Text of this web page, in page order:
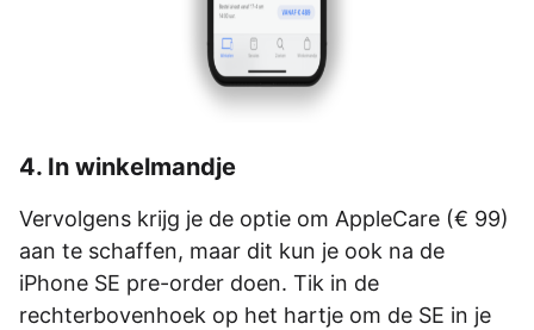
4. In winkelmandje
Vervolgens krijg je de optie om AppleCare (€ 99)
aan te schaffen, maar dit kun je ook na de
iPhone SE pre-order doen. Tik in de
rechterbovenhoek op het hartje om de SE in je